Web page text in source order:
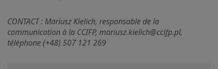
CONTACT : Mariusz Kielich, responsable de la
communication à la CCIFP, mariusz.kielich@ccifp.pl,
téléphone (+48) 507 121 269